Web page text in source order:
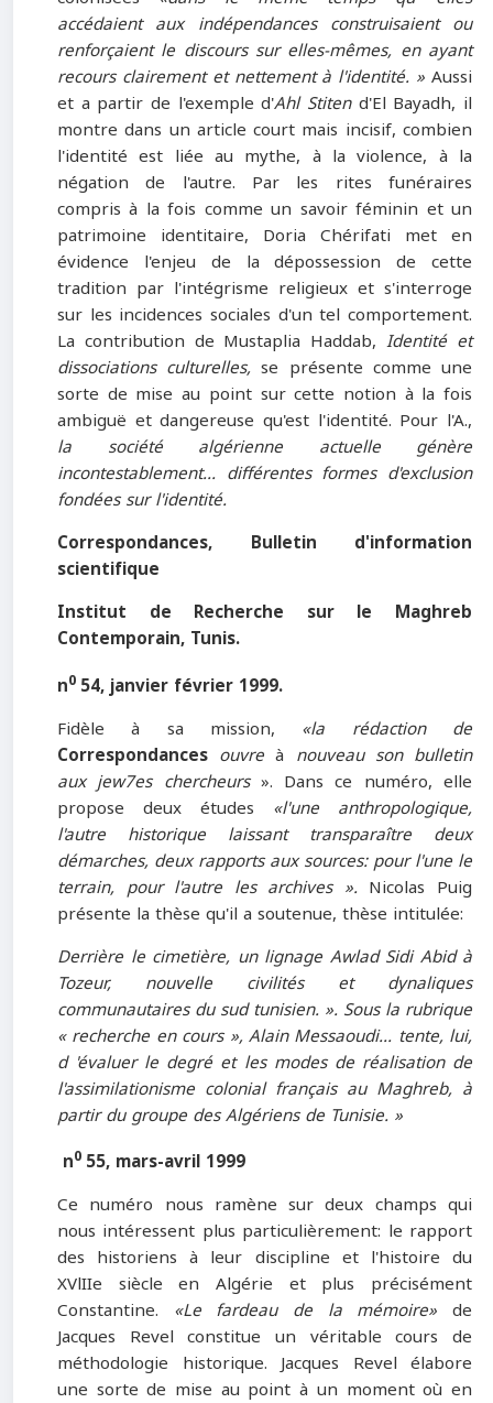
accédaient aux indépendances construisaient ou
renforçaient le discours sur elles-mêmes, en ayant
recours clairement et nettement à l'identité. » Aussi
et a partir de l'exemple d'Ahl Stiten d'El Bayadh, il
montre dans un article court mais incisif, combien
l'identité est liée au mythe, à la violence, à la
négation de l'autre. Par les rites funéraires
compris à la fois comme un savoir féminin et un
patrimoine identitaire, Doria Chérifati met en
évidence l'enjeu de la dépossession de cette
tradition par l'intégrisme religieux et s'interroge
sur les incidences sociales d'un tel comportement.
La contribution de Mustaplia Haddab,Identité et
dissociations culturelles,se présente comme une
sorte de mise au point sur cette notion à la fois
ambiguë et dangereuse qu'est l'identité. Pour l'A.,
la société algérienne actuelle génère
incontestablement... différentes formes d'exclusion
fondées sur l'identité.
Correspondances, Bulletin d'information
scientifique
Institut de Recherche sur le Maghreb
Contemporain, Tunis.
n0 54, janvier février 1999.
Fidèle à sa mission, «la rédaction de
Correspondances ouvreà nouveau son bulletin
aux jew7es chercheurs ». Dans ce numéro, elle
propose deux études «l'une anthropologique,
l'autre historique laissant transparaître deux
démarches, deux rapports aux sources: pour l'une le
terrain, pour l'autre les archives ». Nicolas Puig
présente la thèse qu'il a soutenue, thèse intitulée:
Derrière le cimetière, un lignage Awlad Sidi Abid à
Tozeur, nouvelle civilités et dynaliques
communautaires du sud tunisien. ». Sous la rubrique
« recherche en cours », Alain Messaoudi... tente, lui,
d 'évaluer le degré et les modes de réalisation de
l'assimilationisme colonial français au Maghreb, à
partir du groupe des Algériens de Tunisie. »
n0 55, mars-avril 1999
Ce numéro nous ramène sur deux champs qui
nous intéressent plus particulièrement: le rapport
des historiens à leur discipline et l'histoire du
XVlIIe siècle en Algérie et plus précisément
Constantine. «Le fardeau de la mémoire»de
Jacques Revel constitue un véritable cours de
méthodologie historique. Jacques Revel élabore
une sorte de mise au point à un moment où en